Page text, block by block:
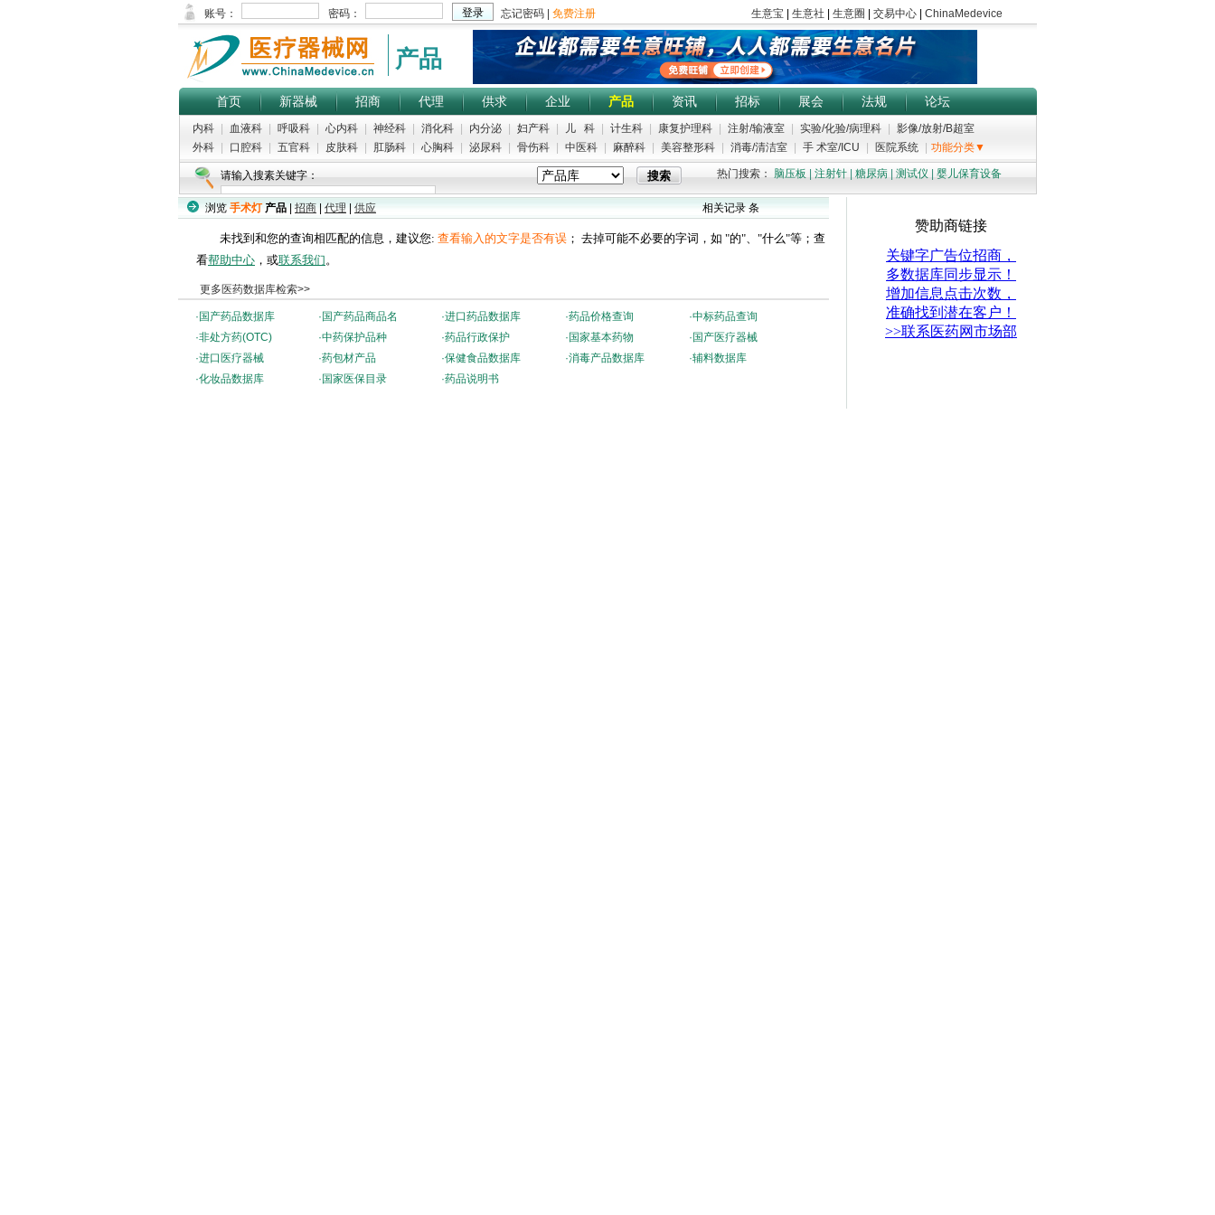
产品
首页 新器械 招商 代理 供求 企业 产品 资讯 招标 展会 法规 论坛
内科 血液科 呼吸科 心内科 神经科 消化科 内分泌 妇产科 儿 科 计生科 康复护理科 注射/输液室 实验/化验/病理科
影像/放射/B超室
外科
口腔科 五官科 皮肤科 肛肠科 心胸科 泌尿科 骨伤科 中医科 麻醉科 美容整形科 消毒/清洁室 手 术室/ICU 医院系统 功能分类▼
请输入搜素关键字： 热门搜索： 脑压板 注射针| 糖尿病| 测试仪 婴儿保育设备
浏览 手术灯 产品 招商 代理 供应 相关记录 条
未找到和您的查询相匹配的信息，建议您: 查看输入的文字是否有误 ； 去掉可能不必要的字词，如 "的"、"什么"等；查
看帮助中心 ，或联系我们。
更多医药数据库检索>>
· 国产药品数据库 · 国产药品商品名 ·进口药品数据库 ·药品价格查询 ·中标药品查询
·非处方药(OTC) ·中药保护品种 ·药品行政保护 · 国家基本药物 · 国产医疗器械
·进口医疗器械 ·药包材产品 ·保健食品数据库 ·消毒产品数据库 ·辅料数据库
·化妆品数据库 · 国家医保目录 ·药品说明书